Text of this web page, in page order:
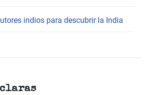
indios para descubrir la India
claras